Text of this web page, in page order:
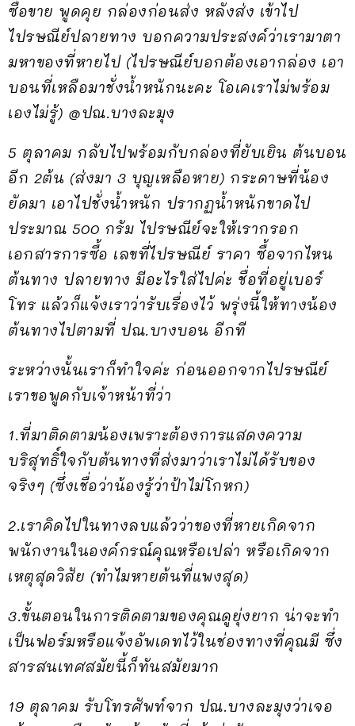
ซื้อขาย พูดคุย กล่องก่อนส่ง หลังส่ง เข้าไป
ไปรษณีย์ปลายทาง บอกความประสงค์ว่าเรามาตา
มหาของที่หายไป (ไปรษณีย์บอกต้องเอากล่อง เอา
บอนที่เหลือมาชั่งน้ำหนักนะคะ โอเคเราไม่พร้อม
เองไม่รู้) @ปณ.บางละมุง
5 ตุลาคม กลับไปพร้อมกับกล่องที่ยับเยิน ต้นบอน
อีก 2ต้น (ส่งมา 3 บุญเหลือหาย) กระดาษที่น้อง
ยัดมา เอาไปชั่งน้ำหนัก ปรากฏน้ำหนักขาดไป
ประมาณ 500 กรัม ไปรษณีย์จะให้เรากรอก
เอกสารการซื้อ เลขที่ไปรษณีย์ ราคา ซื้อจากไหน
ต้นทาง ปลายทาง มีอะไรใส่ไปค่ะ ชื่อที่อยู่เบอร์
โทร แล้วก็แจ้งเราว่ารับเรื่องไว้ พรุ่งนี้ให้ทางน้อง
ต้นทางไปตามที่ ปณ.บางบอน อีกที
ระหว่างนั้นเราก็ทำใจค่ะ ก่อนออกจากไปรษณีย์
เราขอพูดกับเจ้าหน้าที่ว่า
1.ที่มาติดตามน้องเพราะต้องการแสดงความ
บริสุทธิ์ใจกับต้นทางที่ส่งมาว่าเราไม่ได้รับของ
จริงๆ (ซึ่งเชื่อว่าน้องรู้ว่าป้าไม่โกหก)
2.เราคิดไปในทางลบแล้วว่าของที่หายเกิดจาก
พนักงานในองค์กรณ์คุณหรือเปล่า หรือเกิดจาก
เหตุสุดวิสัย (ทำไมหายต้นที่แพงสุด)
3.ขั้นตอนในการติดตามของคุณดูยุ่งยาก น่าจะทำ
เป็นฟอร์มหรือแจ้งอัพเดทไว้ในช่องทางที่คุณมี ซึ่ง
สารสนเทศสมัยนี้ก็ทันสมัยมาก
19 ตุลาคม รับโทรศัพท์จาก ปณ.บางละมุงว่าเจอ